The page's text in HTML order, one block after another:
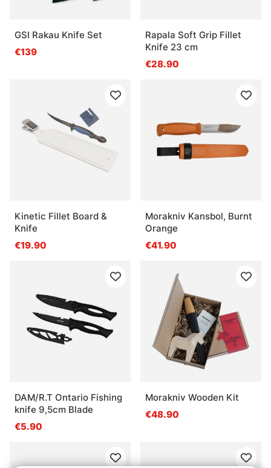
GSI Rakau Knife Set
€139
Rapala Soft Grip Fillet
Knife 23 cm
€28.90
Kinetic Fillet Board &
Knife
€19.90
Morakniv Kansbol, Burnt
Orange
€41.90
DAM/R.T Ontario Fishing
knife 9,5cm Blade
€5.90
Morakniv Wooden Kit
€48.90